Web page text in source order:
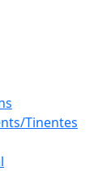
Tinentes